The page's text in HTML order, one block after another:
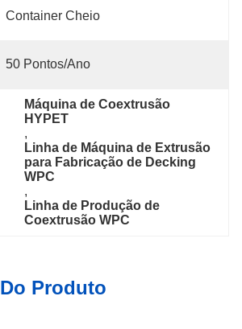
Container Cheio
50 Pontos/ano
Máquina de Coextrusão
HYPET
Linha de Máquina de Extrusão
para Fabricação de Decking
WPC
Linha de Produção de
Coextrusão WPC
Produto